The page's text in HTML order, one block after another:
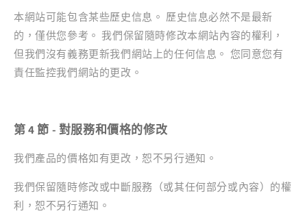
本網站可能包含某些歷史信息。 歷史信息必然不是最新
的，僅供您參考。 我們保留隨時修改本網站內容的權利，
但我們沒有義務更新我們網站上的任何信息。 您同意您有
責任監控我們網站的更改。
第 4 節 - 對服務和價格的修改
我們產品的價格如有更改，恕不另行通知。
我們保留隨時修改或中斷服務（或其任何部分或內容）的權
利，恕不另行通知。